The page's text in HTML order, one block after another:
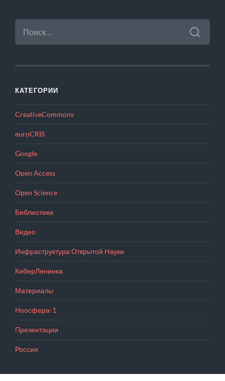
НАЙТИ:
КАТЕГОРИИ
CreativeCommons
euroCRIS
Google
Open Access
Open Science
Библиотеки
Видео
Инфраструктура Открытой Науки
КиберЛенинка
Материалы
Ноосфера-1
Презентации
Россия